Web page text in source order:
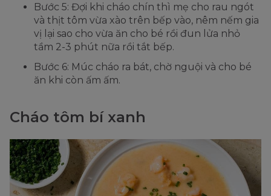
Bước 5: Đợi khi cháo chín thì mẹ cho rau ngót
và thịt tôm vừa xào trên bếp vào, nêm nếm gia
vị lại sao cho vừa ăn cho bé rồi đun lửa nhỏ
tầm 2-3 phút nữa rồi tắt bếp.
Bước 6: Múc cháo ra bát, chờ nguội và cho bé
ăn khi còn ấm ấm.
Cháo tôm bí xanh